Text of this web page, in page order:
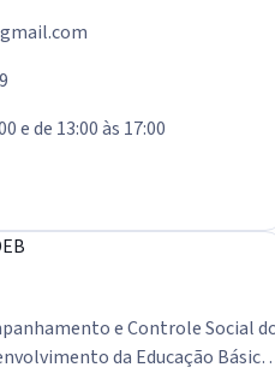
e de 13:00 às 17:00
e Controle Social
da Educação Básica